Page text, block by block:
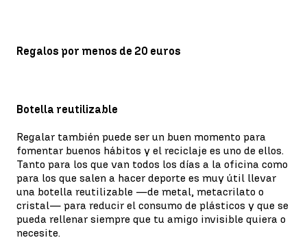
Regalos por menos de 20 euros
Botella reutilizable
Regalar también puede ser un buen momento para
fomentar buenos hábitos y el reciclaje es uno de ellos.
Tanto para los que van todos los días a la oficina como
para los que salen a hacer deporte es muy útil llevar
una botella reutilizable —de metal, metacrilato o
cristal— para reducir el consumo de plásticos y que se
pueda rellenar siempre que tu amigo invisible quiera o
necesite.